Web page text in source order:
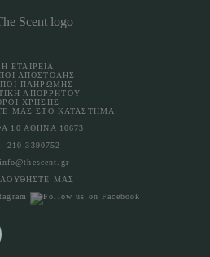
Η ΕΤΑΙΡΕΙΑ
ΑΠΟΣΤΟΛΗΣ
ΠΛΗΡΩΜΗΣ
ΑΠΟΡΡΗΤΟΥ
ΧΡΗΣΗΣ
ΜΑΣ ΣΤΟ ΚΑΤΑΣΤΗΜΑ
10 ΑΘΗΝΑ 10673
210 3390752
info@thescent.gr
ΜΑΣ